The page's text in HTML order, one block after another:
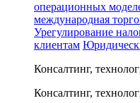
операционных
международная
Урегулирование
клиентам
Консалтинг,
Консалтинг,